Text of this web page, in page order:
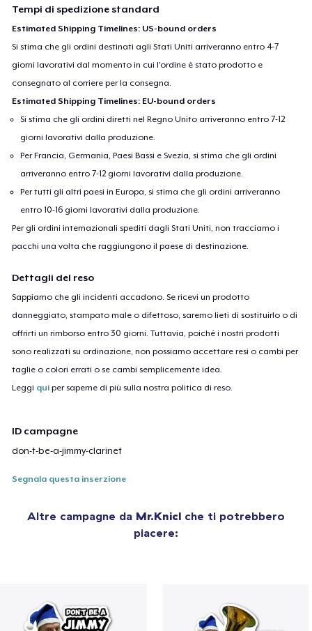
Tempi di spedizione standard
Estimated Shipping Timelines: US-bound orders
Si stima che gli ordini destinati agli Stati Uniti arriveranno entro 4-7
giorni lavorativi dal momento in cui l'ordine è stato prodotto e
consegnato al corriere per la consegna.
Estimated Shipping Timelines: EU-bound orders
Si stima che gli ordini diretti nel Regno Unito arriveranno entro 7-12
giorni lavorativi dalla produzione.
Per Francia, Germania, Paesi Bassi e Svezia, si stima che gli ordini
arriveranno entro 7-12 giorni lavorativi dalla produzione.
Per tutti gli altri paesi in Europa, si stima che gli ordini arriveranno
entro 10-16 giorni lavorativi dalla produzione.
Per gli ordini internazionali spediti dagli Stati Uniti, non tracciamo i
pacchi una volta che raggiungono il paese di destinazione.
Dettagli del reso
Sappiamo che gli incidenti accadono. Se ricevi un prodotto
danneggiato, stampato male o difettoso, saremo lieti di sostituirlo o di
offrirti un rimborso entro 30 giorni. Tuttavia, poiché i nostri prodotti
sono realizzati su ordinazione, non possiamo accettare resi o cambi per
taglie o colori errati o se cambi semplicemente idea.
Leggi qui per saperne di più sulla nostra politica di reso.
ID campagne
don-t-be-a-jimmy-clarinet
Segnala questa inserzione
Altre campagne da Mr.Knicl che ti potrebbero
piacere: